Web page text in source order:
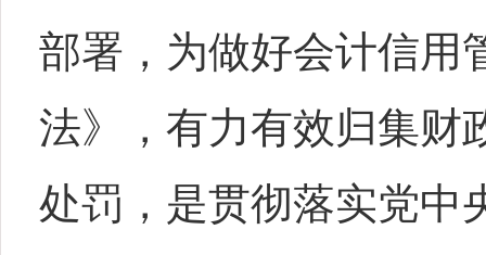
部署，为做好会计信用
法》，有力有效归集财
处罚，是贯彻落实党中